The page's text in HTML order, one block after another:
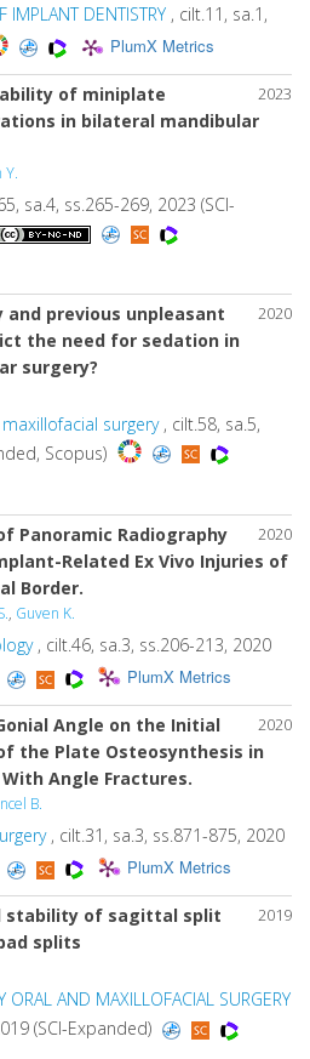
IMPLANT DENTISTRY , cilt.11, sa.1,
PlumX Metrics
2023
of miniplate
in bilateral mandibular
Y.
sa.4, ss.265-269, 2023 (SCI-
2020
previous unpleasant
the need for sedation in
surgery?
surgery, cilt.58, sa.5,
Scopus)
2020
Panoramic Radiography
Related Ex Vivo Injuries of
Border.
, Guven K.
, cilt.46, sa.3, ss.206-213, 2020
PlumX Metrics
2020
Angle on the Initial
the Plate Osteosynthesis in
Angle Fractures.
B.
, cilt.31, sa.3, ss.871-875, 2020
PlumX Metrics
2019
stability of sagittal split
splits
ORAL AND MAXILLOFACIAL SURGERY
(SCI-Expanded)